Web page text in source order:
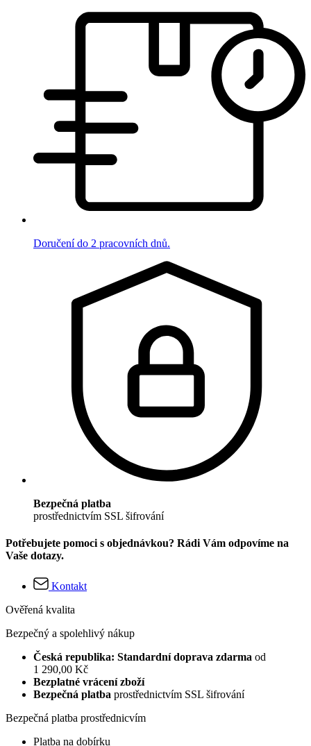
Doručení do 2 pracovních dnů.
Bezpečná platba
prostřednictvím SSL šifrování
Potřebujete pomoci s objednávkou? Rádi Vám odpovíme na
Vaše dotazy.
Kontakt
Ověřená kvalita
Bezpečný a spolehlivý nákup
Česká republika: Standardní doprava zdarma od
1 290,00 Kč
Bezplatné vrácení zboží
Bezpečná platba prostřednictvím SSL šifrování
Bezpečná platba prostřednicvím
Platba na dobírku